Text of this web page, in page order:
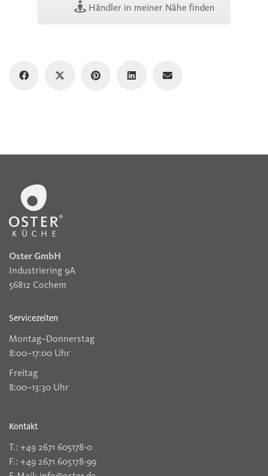
Händler in meiner Nähe finden
Oster GmbH
Industriering 9A
56812 Cochem
Servicezeiten
Montag–Donnerstag
8:00–17:00 Uhr
Freitag
8:00–13:30 Uhr
Kontakt
T.: +49 2671 605178-0
F.: +49 2671 605178-99